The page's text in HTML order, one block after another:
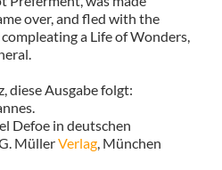
over, and fled with the
a Life of Wonders,
diese Ausgabe folgt:
Defoe in deutschen
MüllerVerlag, München